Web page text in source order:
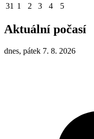
31 1 2 3 4 5
Aktuální počasí
dnes, pátek 7. 8. 2026